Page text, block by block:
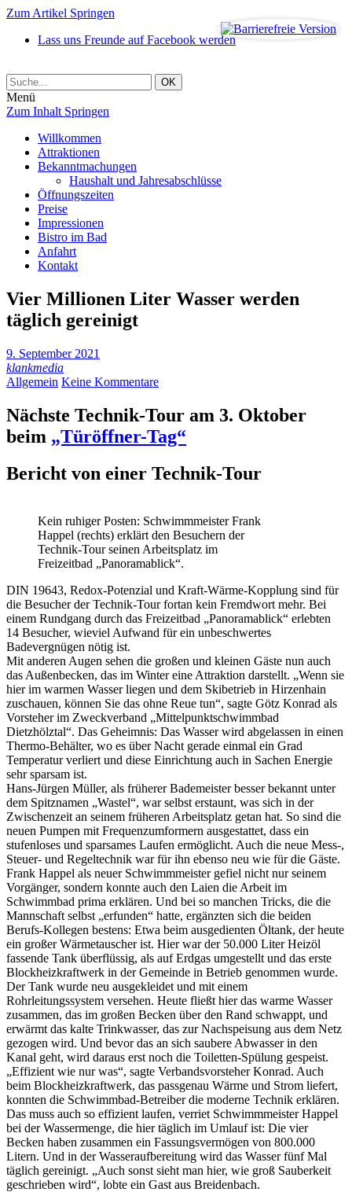
Zum Artikel Springen
Lass uns Freunde auf Facebook werden
Menü
Zum Inhalt Springen
Willkommen
Attraktionen
Bekanntmachungen
Haushalt und Jahresabschlüsse
Öffnungszeiten
Preise
Impressionen
Bistro im Bad
Anfahrt
Kontakt
Vier Millionen Liter Wasser werden
täglich gereinigt
9. September 2021
klankmedia
Allgemein Keine Kommentare
Nächste Technik-Tour am 3. Oktober
beim „Türöffner-Tag“
Bericht von einer Technik-Tour
Kein ruhiger Posten: Schwimmmeister Frank
Happel (rechts) erklärt den Besuchern der
Technik-Tour seinen Arbeitsplatz im
Freizeitbad „Panoramablick“.
DIN 19643, Redox-Potenzial und Kraft-Wärme-Kopplung sind für
die Besucher der Technik-Tour fortan kein Fremdwort mehr. Bei
einem Rundgang durch das Freizeitbad „Panoramablick“ erlebten
14 Besucher, wieviel Aufwand für ein unbeschwertes
Badevergnügen nötig ist.
Mit anderen Augen sehen die großen und kleinen Gäste nun auch
das Außenbecken, das im Winter eine Attraktion darstellt. „Wenn sie
hier im warmen Wasser liegen und dem Skibetrieb in Hirzenhain
zuschauen, können Sie das ohne Reue tun“, sagte Götz Konrad als
Vorsteher im Zweckverband „Mittelpunktschwimmbad
Dietzhölztal“. Das Geheimnis: Das Wasser wird abgelassen in einen
Thermo-Behälter, wo es über Nacht gerade einmal ein Grad
Temperatur verliert und diese Einrichtung auch in Sachen Energie
sehr sparsam ist.
Hans-Jürgen Müller, als früherer Bademeister besser bekannt unter
dem Spitznamen „Wastel“, war selbst erstaunt, was sich in der
Zwischenzeit an seinem früheren Arbeitsplatz getan hat. So sind die
neuen Pumpen mit Frequenzumformern ausgestattet, dass ein
stufenloses und sparsames Laufen ermöglicht. Auch die neue Mess-,
Steuer- und Regeltechnik war für ihn ebenso neu wie für die Gäste.
Frank Happel als neuer Schwimmmeister gefiel nicht nur seinem
Vorgänger, sondern konnte auch den Laien die Arbeit im
Schwimmbad prima erklären. Und bei so manchen Tricks, die die
Mannschaft selbst „erfunden“ hatte, ergänzten sich die beiden
Berufs-Kollegen bestens: Etwa beim ausgedienten Öltank, der heute
ein großer Wärmetauscher ist. Hier war der 50.000 Liter Heizöl
fassende Tank überflüssig, als auf Erdgas umgestellt und das erste
Blockheizkraftwerk in der Gemeinde in Betrieb genommen wurde.
Der Tank wurde neu ausgekleidet und mit einem
Rohrleitungssystem versehen. Heute fließt hier das warme Wasser
zusammen, das im großen Becken über den Rand schwappt, und
erwärmt das kalte Trinkwasser, das zur Nachspeisung aus dem Netz
gezogen wird. Und bevor das an sich saubere Abwasser in den
Kanal geht, wird daraus erst noch die Toiletten-Spülung gespeist.
„Effizient wie nur was“, sagte Verbandsvorsteher Konrad. Auch
beim Blockheizkraftwerk, das passgenau Wärme und Strom liefert,
konnten die Schwimmbad-Betreiber die moderne Technik erklären.
Das muss auch so effizient laufen, verriet Schwimmmeister Happel
bei der Wassermenge, die hier täglich im Umlauf ist: Die vier
Becken haben zusammen ein Fassungsvermögen von 800.000
Litern. Und in der Wasseraufbereitung wird das Wasser fünf Mal
täglich gereinigt. „Auch sonst sieht man hier, wie groß Sauberkeit
geschrieben wird“, lobte ein Gast aus Breidenbach.